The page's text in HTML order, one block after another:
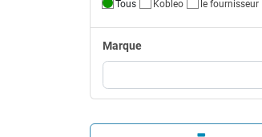
Tous Kobleo le fournisseur
Marque